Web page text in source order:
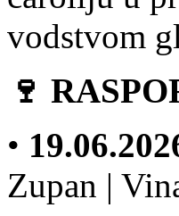
vodstvom
🍷
•
Zupan |